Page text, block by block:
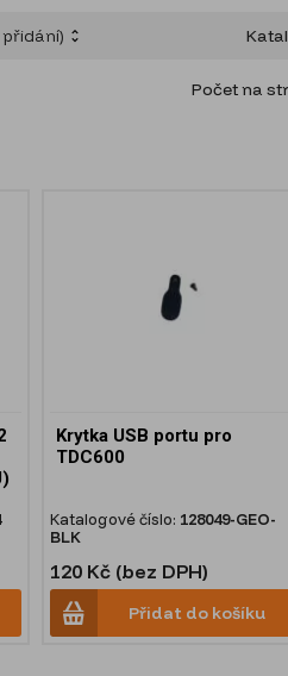
Počet na
Krytka USB portu pro
TDC600
Katalogové číslo: 128049-GEO-
BLK
120 Kč (bez DPH)
Přidat do košíku